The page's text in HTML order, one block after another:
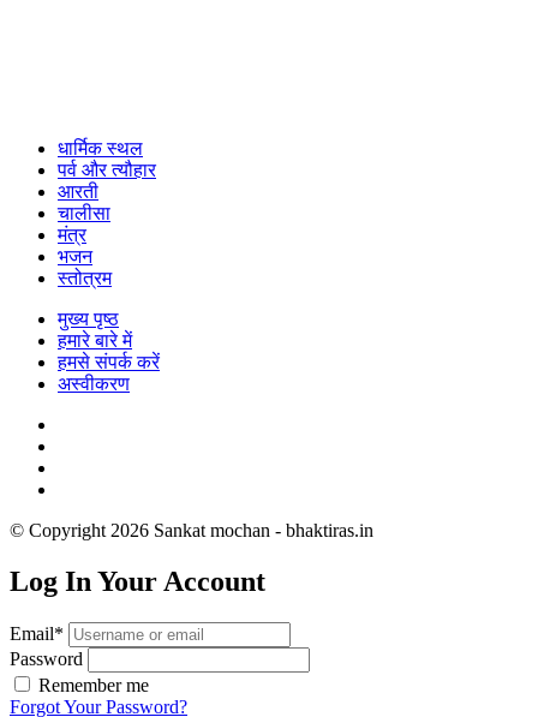
धार्मिक स्थल
पर्व और त्यौहार
आरती
चालीसा
मंत्र
भजन
स्तोत्रम
मुख्य पृष्ठ
हमारे बारे में
हमसे संपर्क करें
अस्वीकरण
© Copyright 2026 Sankat mochan - bhaktiras.in
Log In Your Account
Email*
Password
Remember me
Forgot Your Password?